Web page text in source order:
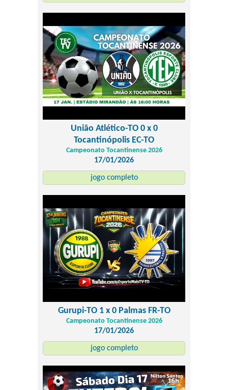
União Atlético-TO 0 x 0
Tocantinópolis EC-TO
Campeonato Tocantinense 2026
17/01/2026
jogo completo
Gurupi-TO 1 x 0 Palmas FR-TO
Campeonato Tocantinense 2026
17/01/2026
jogo completo